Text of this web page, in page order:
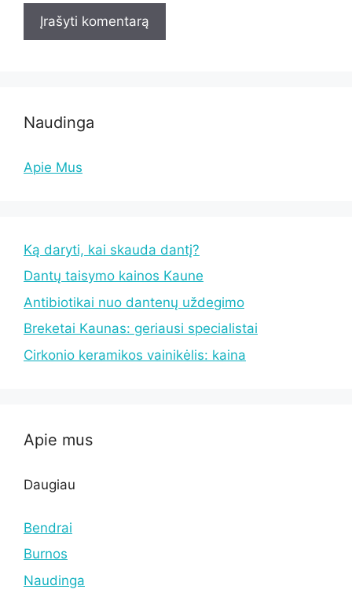
Naudinga
Apie Mus
Ką daryti, kai skauda dantį?
Dantų taisymo kainos Kaune
Antibiotikai nuo dantenų uždegimo
Breketai Kaunas: geriausi specialistai
Cirkonio keramikos vainikėlis: kaina
Apie mus
Daugiau
Bendrai
Burnos
Naudinga